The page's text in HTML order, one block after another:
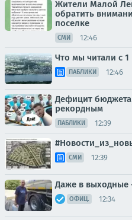
Жители Малой
обратить
поселке
СМИ 12:46
Что мы читали с 1
ПАБЛИКИ 12:46
Дефицит бюджета
рекордным
ПАБЛИКИ 12:39
СМИ 12:39
Даже в выходные
ОФИЦ. 12:34